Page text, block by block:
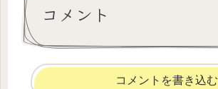
コメント
コメントを書き込む